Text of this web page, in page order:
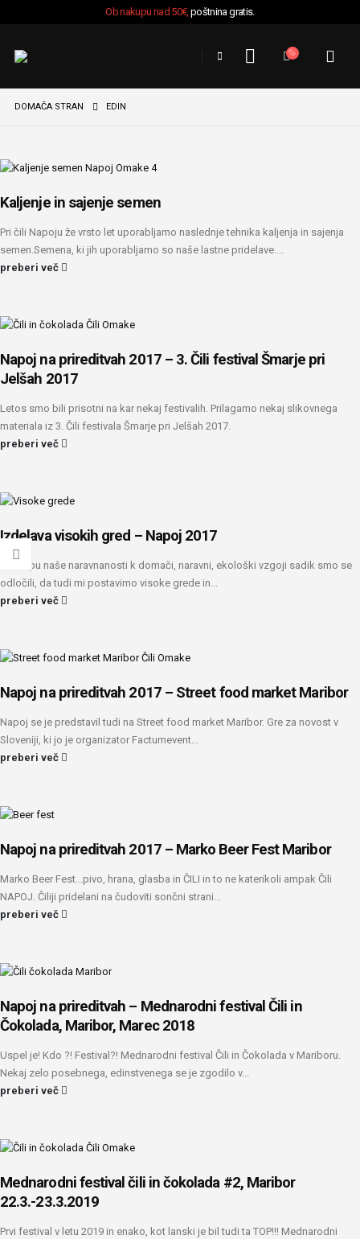
Ob nakupu nad 50€,poštnina gratis.
DOMAČA STRAN EDIN
Kaljenje in sajenje semen
Pri čili Napoju že vrsto let uporabljamo naslednje tehnika kaljenja in sajenja
semen.Semena, ki jih uporabljamo so naše lastne pridelave....
preberi več
Napoj na prireditvah 2017 – 3. Čili festival Šmarje pri
Jelšah 2017
Letos smo bili prisotni na kar nekaj festivalih. Prilagamo nekaj slikovnega
materiala iz 3. Čili festivala Šmarje pri Jelšah 2017.
preberi več
Izdelava visokih gred – Napoj 2017
V sklopu naše naravnanosti k domači, naravni, ekološki vzgoji sadik smo se
odločili, da tudi mi postavimo visoke grede in...
preberi več
Napoj na prireditvah 2017 – Street food market Maribor
Napoj se je predstavil tudi na Street food market Maribor. Gre za novost v
Sloveniji, ki jo je organizator Factumevent...
preberi več
Napoj na prireditvah 2017 – Marko Beer Fest Maribor
Marko Beer Fest...pivo, hrana, glasba in ČILI in to ne katerikoli ampak Čili
NAPOJ. Čiliji pridelani na čudoviti sončni strani...
preberi več
Napoj na prireditvah – Mednarodni festival Čili in
Čokolada, Maribor, Marec 2018
Uspel je! Kdo ?! Festival?! Mednarodni festival Čili in Čokolada v Mariboru.
Nekaj zelo posebnega, edinstvenega se je zgodilo v...
preberi več
Mednarodni festival čili in čokolada #2, Maribor
22.3.-23.3.2019
Prvi festival v letu 2019 in enako, kot lanski je bil tudi ta TOP!!! Mednarodni